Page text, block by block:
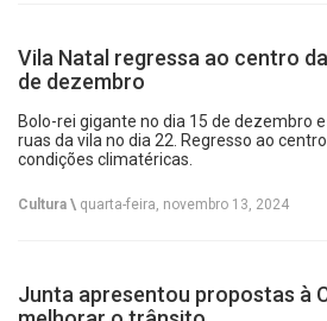
Vila Natal regressa ao centro
de dezembro
Bolo-rei gigante no dia 15 de dezembro
ruas da vila no dia 22. Regresso ao
condições climatéricas.
Cultura \ quarta-feira, novembro 13, 2024
Junta apresentou propostas à